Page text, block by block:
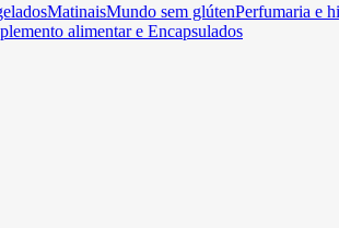
MatinaisMundo sem glútenPerfumaria e
alimentar e Encapsulados